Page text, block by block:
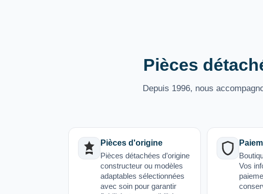
Pièces
Depuis 1996, nous
Pièces d'origine
Pièces détachées d’origine
constructeur ou modèles
adaptables sélectionnées
avec soin pour garantir
Vos